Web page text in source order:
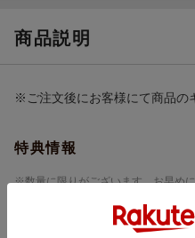
品番
DISE
商品説明
※ご注文後にお客様にて商品の
特典情報
※数量に限りがございます。お早め
楽天ブック